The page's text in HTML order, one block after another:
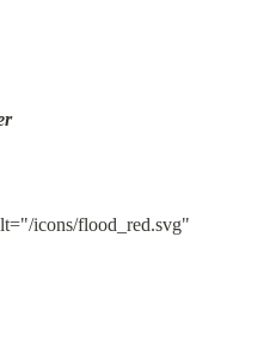
icons/flood_red.svg"